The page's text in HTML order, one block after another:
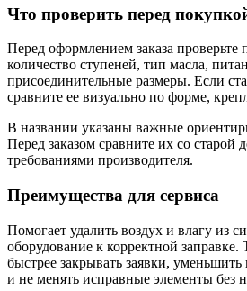
Что проверить перед
Перед оформлением заказа проверьте
количество ступеней, тип масла,
присоединительные размеры. Если
сравните ее визуально по форме,
В названии указаны важные
Перед заказом сравните их со старой
требованиями производителя.
Преимущества для сервиса
Помогает удалить воздух и влагу из
оборудование к корректной заправке.
быстрее закрывать заявки,
и не менять исправные элементы без